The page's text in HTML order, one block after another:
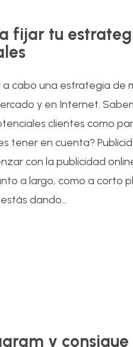
fijar tu
cabo una estrategia de
y en Internet.
clientes como
tener en cuenta?
con la publicidad
a largo, como a corto
dando...
y